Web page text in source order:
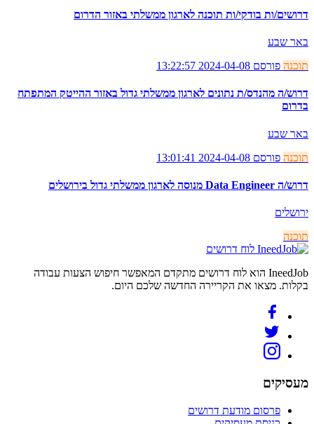
דרושים/ות בודקי/ות תוכנה לארגון ממשלתי באזור הדרום
באר שבע
תוכנה פורסם 2024-04-08 13:22:57
דרוש/ה מהנדס/ת נתונים לארגון ממשלתי גדול באזור ההייטק המתפתח
בדרום
באר שבע
תוכנה פורסם 2024-04-08 13:01:41
דרוש/ה Data Engineer מנוסה לארגון ממשלתי גדול בירושלים
ירושלים
תוכנה
לוח דרושים
IneedJob הוא לוח דרושים מתקדם המאפשר חיפוש הצעות עבודה
בקלות. מצאו את הקריירה החדשה שלכם היום.
מעסיקים
פרסום מודעת דרושים